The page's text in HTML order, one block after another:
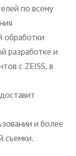
по всему
обработки
разработке и
с ZEISS, в
и более
съемки.